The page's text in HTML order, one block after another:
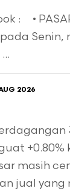
: •
Senin,
2026
+0.80%
masih
jual yang